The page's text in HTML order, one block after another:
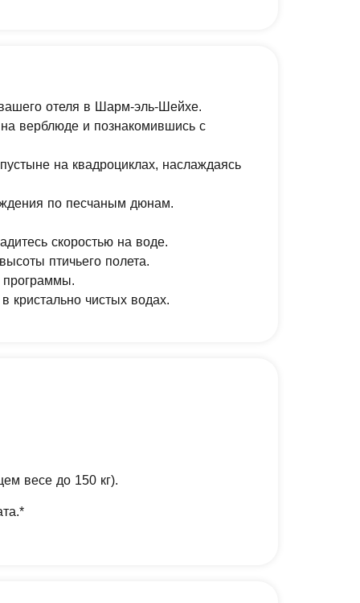
отеля в Шарм-эль-Шейхе.
верблюде и познакомившись с
на квадроциклах, наслаждаясь
по песчаным дюнам.
скоростью на воде.
птичьего полета.
программы.
кристально чистых водах.
весе до 150 кг).